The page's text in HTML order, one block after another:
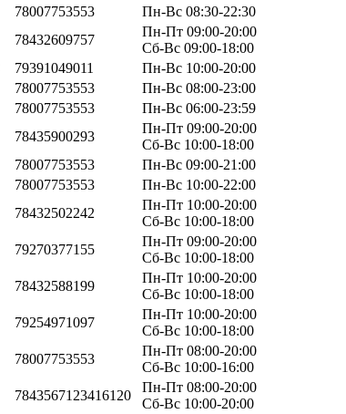
78007753553
Пн-Вс 08:30-22:30
78432609757
Пн-Пт 09:00-20:00
Сб-Вс 09:00-18:00
79391049011
Пн-Вс 10:00-20:00
78007753553
Пн-Вс 08:00-23:00
78007753553
Пн-Вс 06:00-23:59
78435900293
Пн-Пт 09:00-20:00
Сб-Вс 10:00-18:00
78007753553
Пн-Вс 09:00-21:00
78007753553
Пн-Вс 10:00-22:00
78432502242
Пн-Пт 10:00-20:00
Сб-Вс 10:00-18:00
79270377155
Пн-Пт 09:00-20:00
Сб-Вс 10:00-18:00
78432588199
Пн-Пт 10:00-20:00
Сб-Вс 10:00-18:00
79254971097
Пн-Пт 10:00-20:00
Сб-Вс 10:00-18:00
78007753553
Пн-Пт 08:00-20:00
Сб-Вс 10:00-16:00
7843567123416120
Пн-Пт 08:00-20:00
Сб-Вс 10:00-20:00